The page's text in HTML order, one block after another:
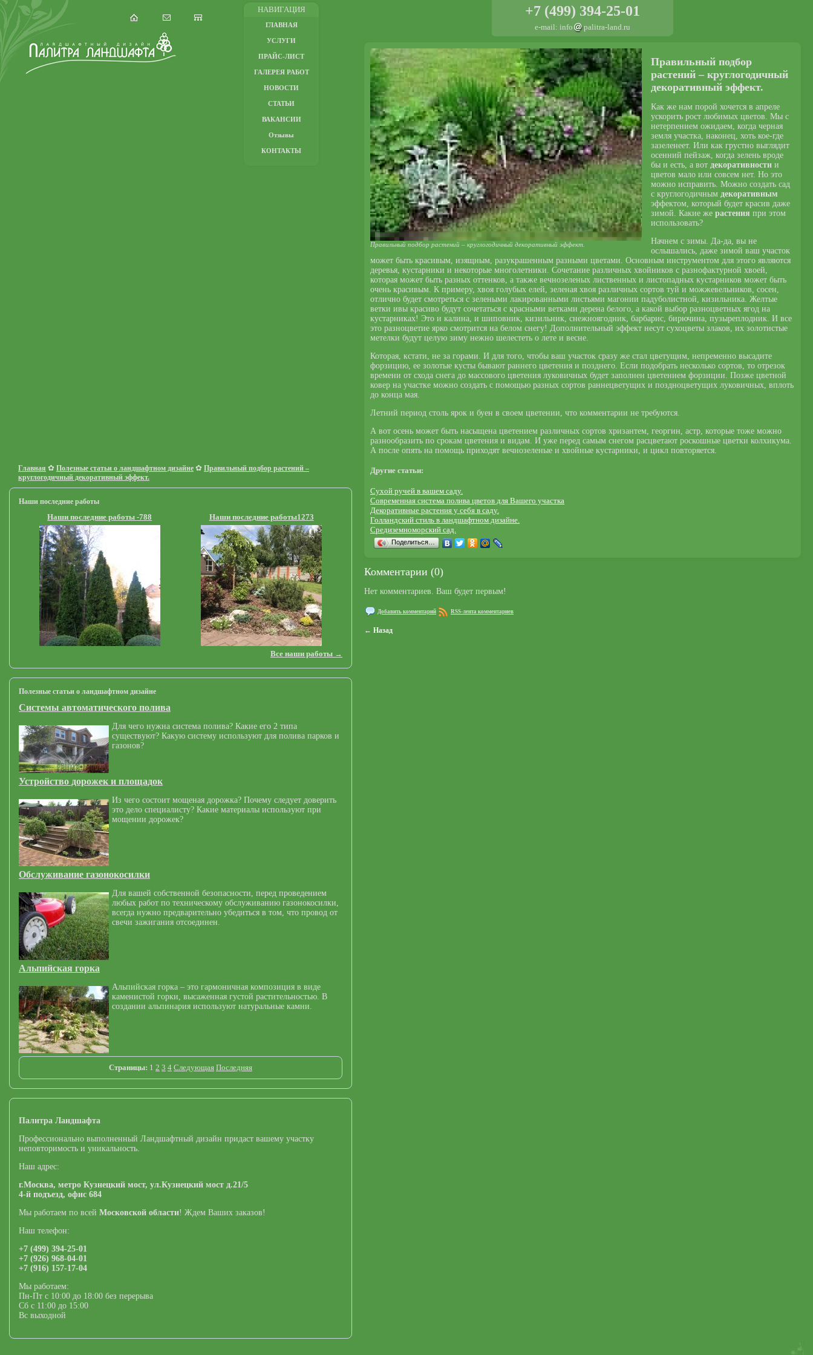
НАВИГАЦИЯ
ГЛАВНАЯ
УСЛУГИ
ПРАЙС-ЛИСТ
ГАЛЕРЕЯ РАБОТ
НОВОСТИ
СТАТЬИ
ВАКАНСИИ
Отзывы
КОНТАКТЫ
Главная ✿ Полезные статьи о ландшафтном дизайне ✿ Правильный подбор растений –
круглогодичный декоративный эффект.
Наши последние работы
Наши последние работы -788 Наши последние работы1273
Все наши работы →
Полезные статьи о ландшафтном дизайне
Системы автоматического полива
Для чего нужна система полива? Какие его 2 типа
существуют? Какую систему используют для полива парков и
газонов?
Устройство дорожек и площадок
Из чего состоит мощеная дорожка? Почему следует доверить
это дело специалисту? Какие материалы используют при
мощении дорожек?
Обслуживание газонокосилки
Для вашей собственной безопасности, перед проведением
любых работ по техническому обслуживанию газонокосилки,
всегда нужно предварительно убедиться в том, что провод от
свечи зажигания отсоединен.
Альпийская горка
Альпийская горка – это гармоничная композиция в виде
каменистой горки, высаженная густой растительностью. В
создании альпинария используют натуральные камни.
Страницы: 1 2 3 4 Следующая Последняя
Палитра Ландшафта
Профессионально выполненный Ландшафтный дизайн придаст вашему участку
неповторимость и уникальность.
Наш адрес:
г.Москва, метро Кузнецкий мост, ул.Кузнецкий мост д.21/5
4-й подъезд, офис 684
Мы работаем по всей Московской области! Ждем Ваших заказов!
Наш телефон:
+7 (499) 394-25-01
+7 (926) 968-04-01
+7 (916) 157-17-04
Мы работаем:
Пн-Пт с 10:00 до 18:00 без перерыва
Сб с 11:00 до 15:00
Вс выходной
+7 (499) 394-25-01
e-mail: info palitra-land.ru
Правильный подбор растений – круглогодичный декоративный эффект.
Правильный подбор
растений – круглогодичный
декоративный эффект.
Как же нам порой хочется в апреле
ускорить рост любимых цветов. Мы с
нетерпением ожидаем, когда черная
земля участка, наконец, хоть кое-где
зазеленеет. Или как грустно выглядит
осенний пейзаж, когда зелень вроде
бы и есть, а вот декоративности и
цветов мало или совсем нет. Но это
можно исправить. Можно создать сад
с круглогодичным декоративным
эффектом, который будет красив даже
зимой. Какие же растения при этом
использовать?
Начнем с зимы. Да-да, вы не
ослышались, даже зимой ваш участок
может быть красивым, изящным, разукрашенным разными цветами. Основным инструментом для этого являются
деревья, кустарники и некоторые многолетники. Сочетание различных хвойников с разнофактурной хвоей,
которая может быть разных оттенков, а также вечнозеленых лиственных и листопадных кустарников может быть
очень красивым. К примеру, хвоя голубых елей, зеленая хвоя различных сортов туй и можжевельников, сосен,
отлично будет смотреться с зелеными лакированными листьями магонии падуболистной, кизильника. Желтые
ветки ивы красиво будут сочетаться с красными ветками дерена белого, а какой выбор разноцветных ягод на
кустарниках! Это и калина, и шиповник, кизильник, снежноягодник, барбарис, бирючина, пузыреплодник. И все
это разноцветие ярко смотрится на белом снегу! Дополнительный эффект несут сухоцветы злаков, их золотистые
метелки будут целую зиму нежно шелестеть о лете и весне.
Которая, кстати, не за горами. И для того, чтобы ваш участок сразу же стал цветущим, непременно высадите
форзицию, ее золотые кусты бывают раннего цветения и позднего. Если подобрать несколько сортов, то отрезок
времени от схода снега до массового цветения луковичных будет заполнен цветением форзиции. Позже цветной
ковер на участке можно создать с помощью разных сортов раннецветущих и поздноцветущих луковичных, вплоть
до конца мая.
Летний период столь ярок и буен в своем цветении, что комментарии не требуются.
А вот осень может быть насыщена цветением различных сортов хризантем, георгин, астр, которые тоже можно
разнообразить по срокам цветения и видам. И уже перед самым снегом расцветают роскошные цветки колхикума.
А после опять на помощь приходят вечнозеленые и хвойные кустарники, и цикл повторяется.
Другие статьи:
Сухой ручей в вашем саду.
Современная система полива цветов для Вашего участка
Декоративные растения у себя в саду.
Голландский стиль в ландшафтном дизайне.
Средиземноморский сад.
Поделиться…
Комментарии (0)
Нет комментариев. Ваш будет первым!
Добавить комментарий RSS-лента комментариев
← Назад